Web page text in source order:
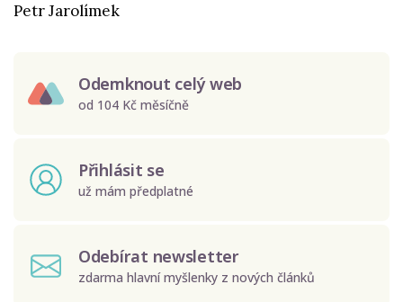
Petr Jarolímek
Odemknout celý web
od 104 Kč měsíčně
Přihlásit se
už mám předplatné
Odebírat newsletter
zdarma hlavní myšlenky z nových článků